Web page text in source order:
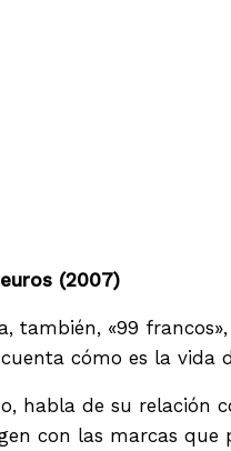
(2007)
también, «99
cómo es la vida
habla de su relación
con las marcas que